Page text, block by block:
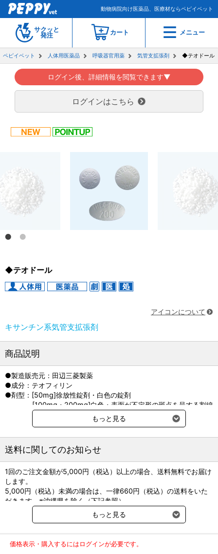
動物病院向け医薬品、医療材ならペピイベット
サクッと
発注
カート メニュー
ペピイベット 人体用医薬品 呼吸器官用薬 気管支拡張剤 ◆テオドール
ログイン後、詳細情報を閲覧できます▼
ログインはこちら
◆テオドール
アイコンについて
キサンチン系気管支拡張剤
商品説明
●製造販売元：田辺三菱製薬
●成分：テオフィリン
●剤型：[50mg]徐放性錠剤・白色の錠剤
[100mg・200mg]白色・表面が不定形の斑点を呈する割線
入の徐放性錠剤
●同効品：テオロング錠（エーザイ）
＜製剤サイズ＞
[50mg]直径6.0(mm)/厚さ3.7(mm)/重量113(mg)
[100mg]直径9.6(mm)/厚さ3.9(mm)/重量300(mg)
[200mg]長径12.4(mm)/短径6.9(mm)/厚さ5.9(mm)/重量
420(mg)
※200mg錠のみ「劇薬」該当品です。
もっと見る
送料に関してのお知らせ
1回のご注文金額が5,000円（税込）以上の場合、送料無料でお届け
します。
5,000円（税込）未満の場合は、一律660円（税込）の送料をいた
だきます。※沖縄県を除く（下記参照）
※2017年11月14日（火）より沖縄県へのお届けにつきましては、1
回のご注文金額（税込）が、30,000円以上で配送無料となります。
ご了承のほどよろしくお願い致します。
弊社都合でお届けが２回以上に分かれる場合の送料負担は、１回分
もっと見る
価格表示・購入するにはログインが必要です。